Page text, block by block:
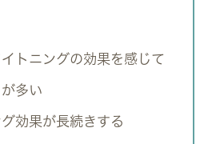
トニングの効果を感じて
多い
効果が長続きする